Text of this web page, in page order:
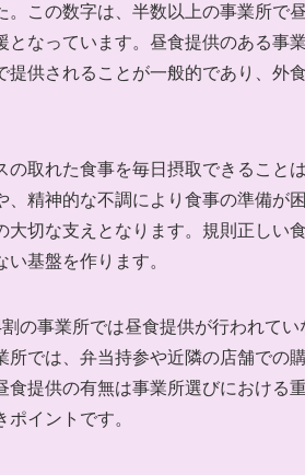
。この数字は、半数以上の事業所で
となっています。昼食提供のある事
提供されることが一般的であり、外
の取れた食事を毎日摂取できること
、精神的な不調により食事の準備が
大切な支えとなります。規則正しい
い基盤を作ります。
の事業所では昼食提供が行われて
所では、弁当持参や近隣の店舗での
食提供の有無は事業所選びにおける
ポイントです。